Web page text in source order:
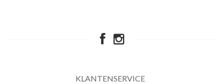
KLANTENSERVICE